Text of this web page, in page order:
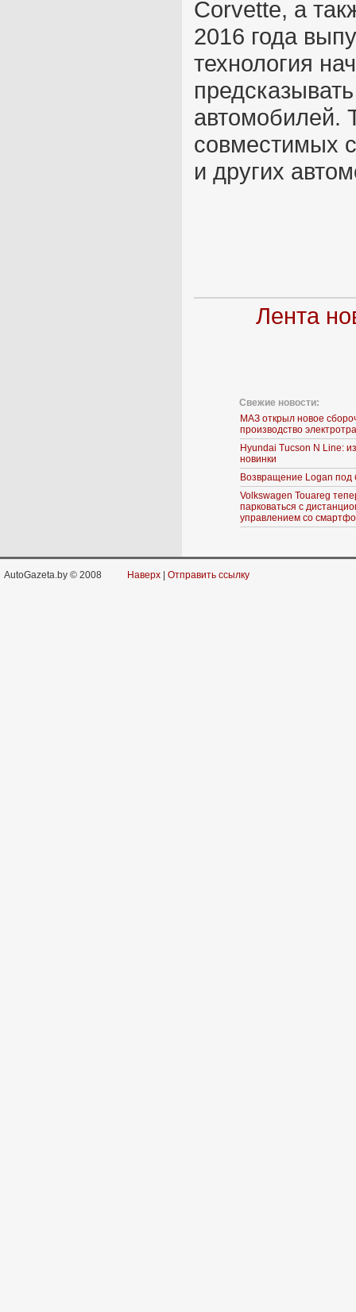
Corvette, а
2016 года
технология
автомобилей.
совместимых
и других
Лента
Свежие новости:
МАЗ открыл новое
производство
Hyundai Tucson N Line:
новинки
Возвращение Logan под
Volkswagen Touareg
парковаться с
управлением со
AutoGazeta.by © 2008 Наверх Отправить ссылку